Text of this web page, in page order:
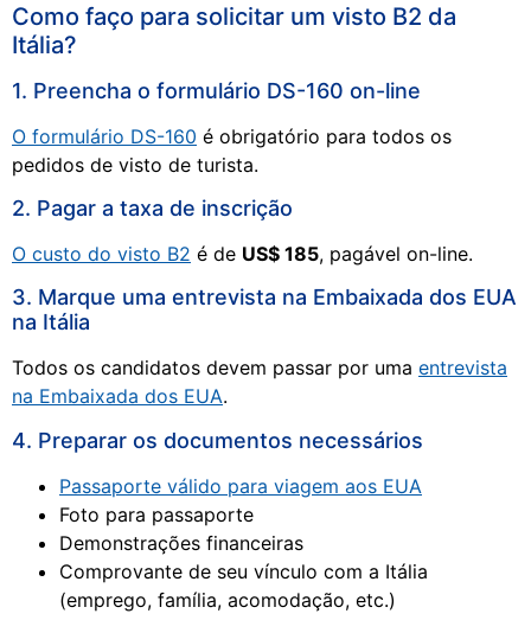
Como faço para solicitar um visto B2 da
Itália?
1. Preencha o formulário DS-160 on-line
O formulário DS-160 é obrigatório para todos os
pedidos de visto de turista.
2. Pagar a taxa de inscrição
O custo do visto B2 é de US$ 185, pagável on-line.
3. Marque uma entrevista na Embaixada dos EUA
na Itália
Todos os candidatos devem passar por uma entrevista
na Embaixada dos EUA.
4. Preparar os documentos necessários
Passaporte válido para viagem aos EUA
Foto para passaporte
Demonstrações financeiras
Comprovante de seu vínculo com a Itália
(emprego, família, acomodação, etc.)